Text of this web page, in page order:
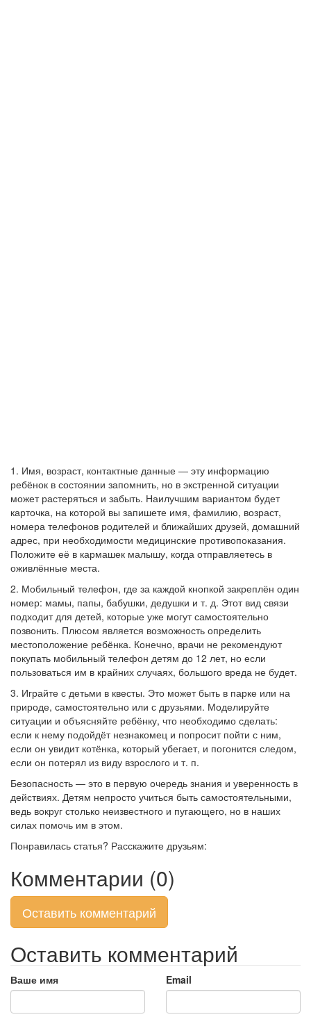
1. Имя, возраст, контактные данные — эту информацию
ребёнок в состоянии запомнить, но в экстренной ситуации
может растеряться и забыть. Наилучшим вариантом будет
карточка, на которой вы запишете имя, фамилию, возраст,
номера телефонов родителей и ближайших друзей, домашний
адрес, при необходимости медицинские противопоказания.
Положите её в кармашек малышу, когда отправляетесь в
оживлённые места.
2. Мобильный телефон, где за каждой кнопкой закреплён один
номер: мамы, папы, бабушки, дедушки и т. д. Этот вид связи
подходит для детей, которые уже могут самостоятельно
позвонить. Плюсом является возможность определить
местоположение ребёнка. Конечно, врачи не рекомендуют
покупать мобильный телефон детям до 12 лет, но если
пользоваться им в крайних случаях, большого вреда не будет.
3. Играйте с детьми в квесты. Это может быть в парке или на
природе, самостоятельно или с друзьями. Моделируйте
ситуации и объясняйте ребёнку, что необходимо сделать:
если к нему подойдёт незнакомец и попросит пойти с ним,
если он увидит котёнка, который убегает, и погонится следом,
если он потерял из виду взрослого и т. п.
Безопасность — это в первую очередь знания и уверенность в
действиях. Детям непросто учиться быть самостоятельными,
ведь вокруг столько неизвестного и пугающего, но в наших
силах помочь им в этом.
Понравилась статья? Расскажите друзьям:
Комментарии (0)
Оставить комментарий
Оставить комментарий
Ваше имя Email